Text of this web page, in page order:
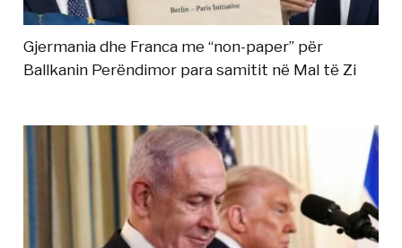
Gjermania dhe Franca me “non-paper” për
Ballkanin Perëndimor para samitit në Mal të Zi